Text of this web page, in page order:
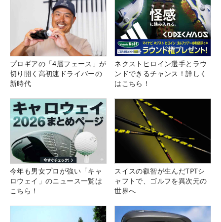
プロギアの「4層フェース」が
切り開く高初速ドライバーの
新時代
ネクストヒロイン選手とラウ
ンドできるチャンス！詳しく
はこちら！
今年も男女プロが強い「キャ
ロウェイ」のニュース一覧は
こちら！
スイスの叡智が生んだTPTシ
ャフトで、ゴルフを異次元の
世界へ